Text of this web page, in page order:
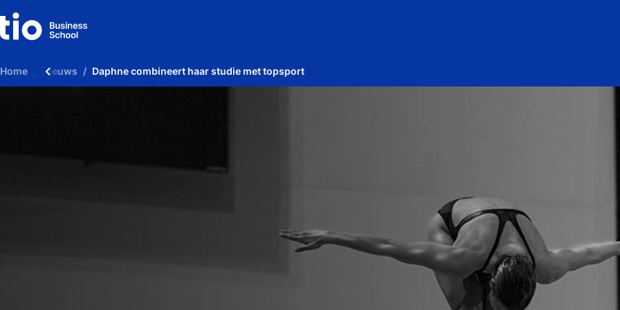
Home Nieuws Daphne combineert haar studie met topsport